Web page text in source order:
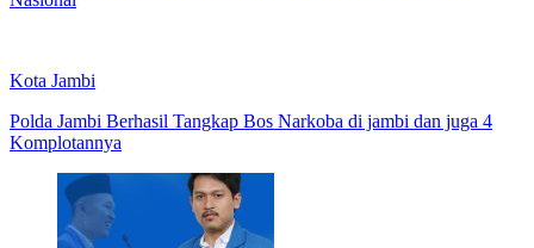
Kota Jambi
Polda Jambi Berhasil Tangkap Bos Narkoba di jambi dan juga 4
Komplotannya